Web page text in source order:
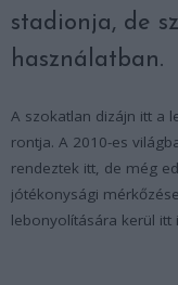
stadionja, de
használatban.
A szokatlan dizájn itt a
rontja. A 2010-es
rendeztek itt, de még
jótékonysági
lebonyolítására kerül itt